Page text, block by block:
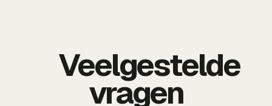
Veelgestelde
vragen